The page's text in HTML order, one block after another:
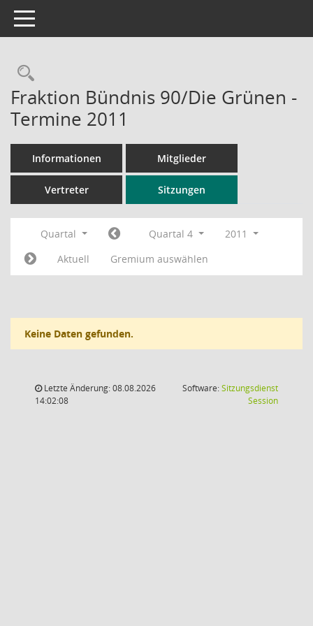
Toggle navigation
Rechercheauswahl
Fraktion Bündnis 90/Die Grünen -
Termine 2011
Informationen Mitglieder
Vertreter Sitzungen
Quartal Quartal 4
2011
Aktuell
Gremium auswählen
Keine Daten gefunden.
Letzte Änderung: 08.08.2026
14:02:08
Software:Sitzungsdienst
Session(Wird in